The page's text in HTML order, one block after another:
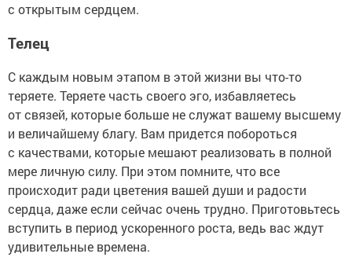
с открытым сердцем.
Телец
С каждым новым этапом в этой жизни вы что-то
теряете. Теряете часть своего эго, избавляетесь
от связей, которые больше не служат вашему высшему
и величайшему благу. Вам придется побороться
с качествами, которые мешают реализовать в полной
мере личную силу. При этом помните, что все
происходит ради цветения вашей души и радости
сердца, даже если сейчас очень трудно. Приготовьтесь
вступить в период ускоренного роста, ведь вас ждут
удивительные времена.